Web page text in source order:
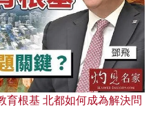
育根基 北都如何成為解決問